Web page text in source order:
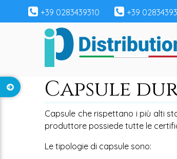
+39 0283439310 +39
Capsule
Capsule che rispettano i più alti
produttore possiede tutte le
Le tipologie di capsule sono: